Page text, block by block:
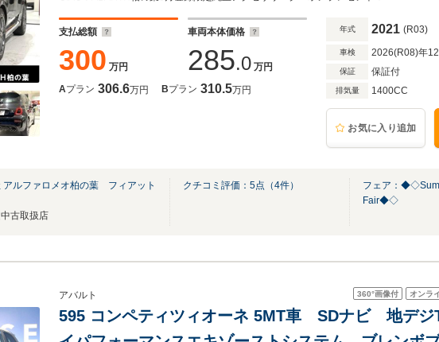
支払総額
300 万円
車両本体価格
285.0 万円
Aプラン 306.6万円 Bプラン 310.5万円
年式 2021 (R03)
車検 2026(R08)年12
保証 保証付
排気量 1400CC
お気に入り追加
アルファロメオ柏の葉 フィアット
古取扱店
クチコミ評価： 5点（4件）
フェア：
Fair◆◇
360°画像付 オンラ
アバルト
595 コンペティツィオーネ 5MT車 SDナビ 地デ